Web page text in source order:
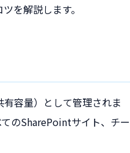
を解説します。
容量）として管理されま
のSharePointサイト、チー